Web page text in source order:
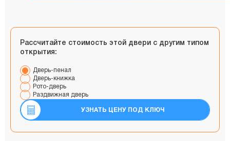
Рассчитайте стоимость этой двери с другим типом
открытия:
Дверь-пенал
Дверь-книжка
Рото-дверь
Раздвижная дверь
УЗНАТЬ ЦЕНУ ПОД КЛЮЧ